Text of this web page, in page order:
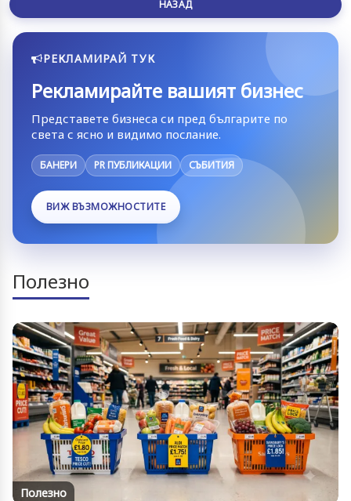
НАЗАД
РЕКЛАМИРАЙ ТУК
Рекламирайте вашият бизнес
Представете бизнеса си пред българите по
света с ясно и видимо послание.
БАНЕРИ PR ПУБЛИКАЦИИ СЪБИТИЯ
ВИЖ ВЪЗМОЖНОСТИТЕ
Полезно
Полезно